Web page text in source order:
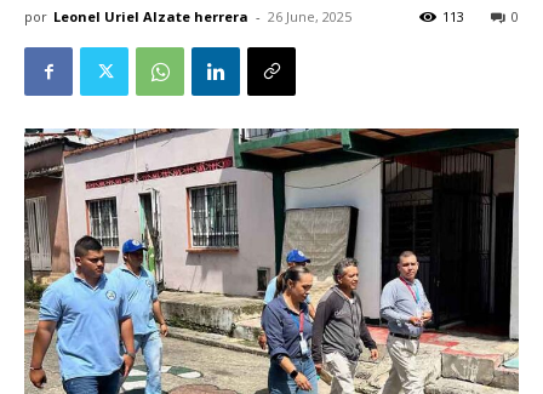
por Leonel Uriel Alzate herrera - 26 June, 2025 0
113